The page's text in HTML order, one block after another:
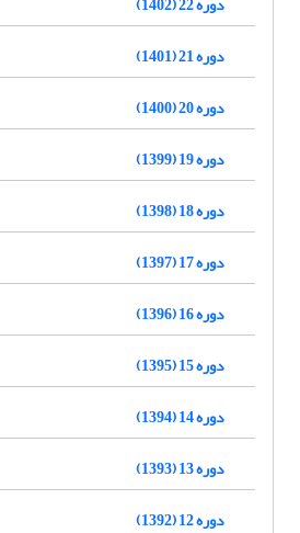
دوره 21 (1401)
دوره 20 (1400)
دوره 19 (1399)
دوره 18 (1398)
دوره 17 (1397)
دوره 16 (1396)
دوره 15 (1395)
دوره 14 (1394)
دوره 13 (1393)
دوره 12 (1392)